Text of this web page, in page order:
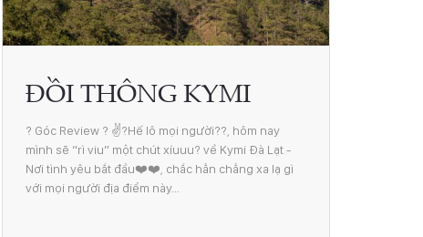
ĐỒI THÔNG KYMI
? Góc Review ? ✌?Hế lô mọi người??, hôm nay
mình sẽ “rì viu” một chút xíuuu? về Kymi Đà Lạt -
Nơi tình yêu bắt đầu❤️❤️, chắc hẳn chẳng xa lạ gì
với mọi người địa điểm này…